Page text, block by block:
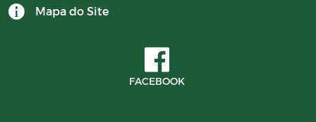
BALANCETES 2025
Mapa do Site
FACEBOOK